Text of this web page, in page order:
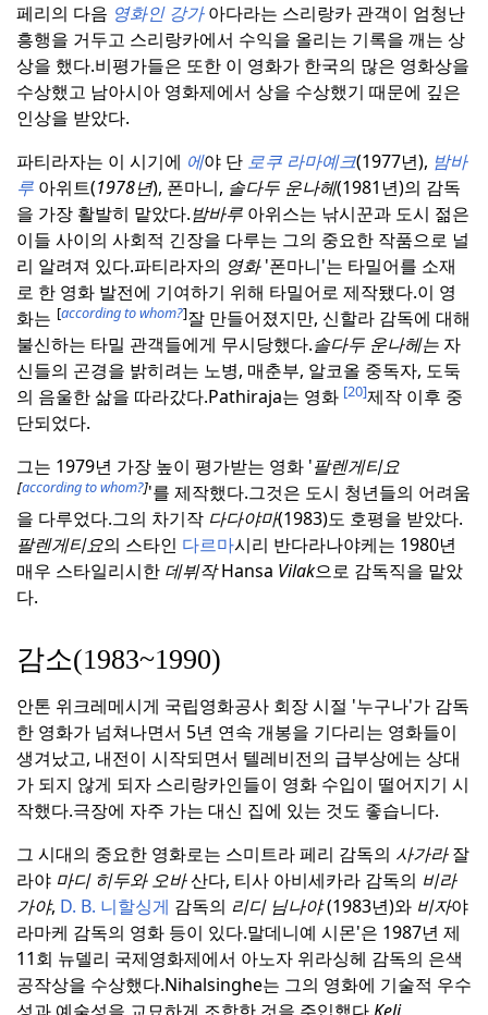
페리의 다음 영화인 강가아다라는 스리랑카 관객이 엄청난
흥행을 거두고 스리랑카에서 수익을 올리는 기록을 깨는 상
상을 했다.비평가들은 또한 이 영화가 한국의 많은 영화상을
수상했고 남아시아 영화제에서 상을 수상했기 때문에 깊은
인상을 받았다.
파티라자는 이 시기에 에야 단 로쿠 라마예크(1977년), 밤바
루 아위트(1978년), 폰마니, 솔다두 운나헤(1981년)의 감독
을 가장 활발히 맡았다.밤바루 아위스는 낚시꾼과 도시 젊은
이들 사이의 사회적 긴장을 다루는 그의 중요한 작품으로 널
리 알려져 있다.파티라자의 영화'폰마니'는 타밀어를 소재
로 한 영화 발전에 기여하기 위해 타밀어로 제작됐다.이 영
화는 [according to whom?]잘 만들어졌지만, 신할라 감독에 대해
불신하는 타밀 관객들에게 무시당했다.솔다두 운나헤는 자
신들의 곤경을 밝히려는 노병, 매춘부, 알코올 중독자, 도둑
의 음울한 삶을 따라갔다.Pathiraja는 영화 [20]제작 이후 중
단되었다.
그는 1979년 가장 높이 평가받는 영화 '팔렌게티요
[according to whom?]'를 제작했다.그것은 도시 청년들의 어려움
을 다루었다.그의 차기작 다다야마(1983)도 호평을 받았다.
팔렌게티요의 스타인 다르마시리 반다라나야케는 1980년
매우 스타일리시한 데뷔작Hansa Vilak으로 감독직을 맡았
다.
감소(1983~1990)
안톤 위크레메시게 국립영화공사 회장 시절 '누구나'가 감독
한 영화가 넘쳐나면서 5년 연속 개봉을 기다리는 영화들이
생겨났고, 내전이 시작되면서 텔레비전의 급부상에는 상대
가 되지 않게 되자 스리랑카인들이 영화 수입이 떨어지기 시
작했다.극장에 자주 가는 대신 집에 있는 것도 좋습니다.
그 시대의 중요한 영화로는 스미트라 페리 감독의 사가라잘
라야 마디 히두와 오바산다, 티사 아비세카라 감독의 비라
가야, D. B. 니할싱게 감독의 리디 님나야(1983년)와 비자야
라마케 감독의 영화 등이 있다.말데니예 시몬'은 1987년 제
11회 뉴델리 국제영화제에서 아노자 위라싱헤 감독의 은색
공작상을 수상했다.Nihalsinghe는 그의 영화에 기술적 우수